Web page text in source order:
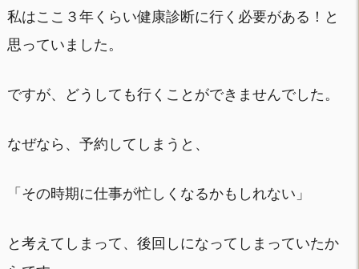
私はここ３年くらい健康診断に行く必要がある！と
思っていました。
ですが、どうしても行くことができませんでした。
なぜなら、予約してしまうと、
「その時期に仕事が忙しくなるかもしれない」
と考えてしまって、後回しになってしまっていたか